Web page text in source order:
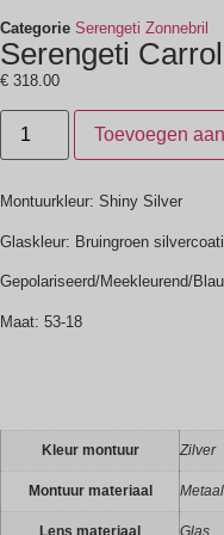
Categorie Serengeti Zonnebril
Serengeti
€ 318.00
Toevoegen
Montuurkleur: Shiny Silver
Glaskleur: Bruingroen
Gepolariseerd/Meekleurend/
Maat: 53-18
Kleur montuur Zilver
Montuur materiaal Metaal
Lens materiaal Glas